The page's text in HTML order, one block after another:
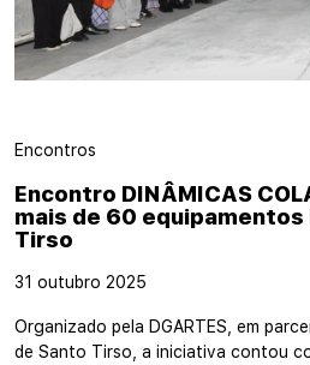
Encontros
Encontro DINÂMICAS
mais de 60 equipamentos
Tirso
31 outubro 2025
Organizado pela DGARTES, em
de Santo Tirso, a iniciativa contou